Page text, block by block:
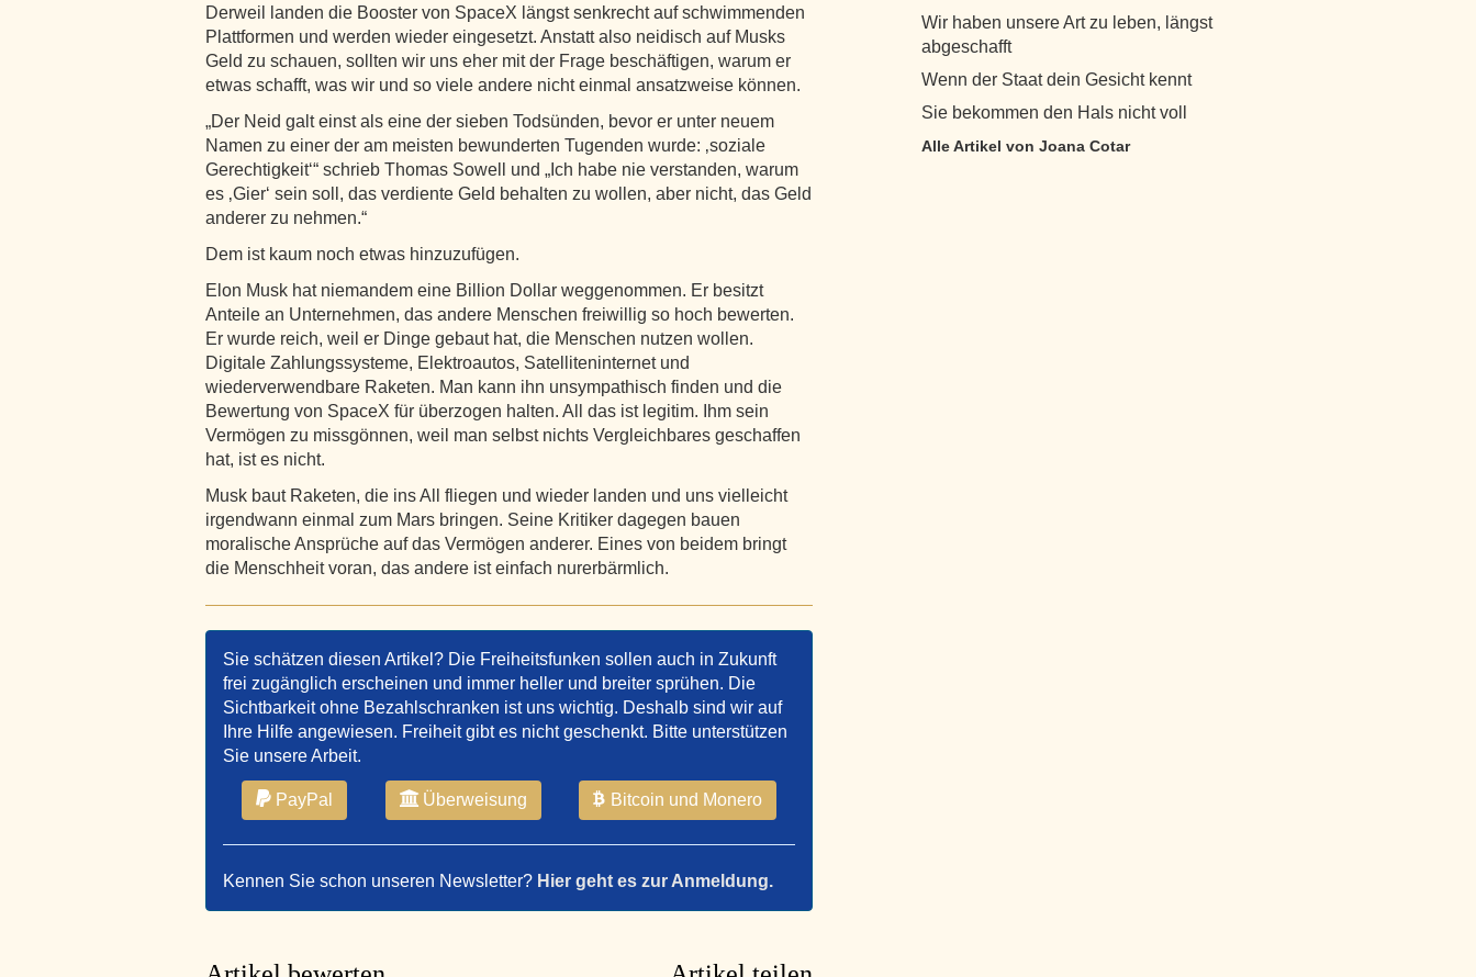
Derweil landen die Booster von SpaceX längst senkrecht auf schwimmenden
Plattformen und werden wieder eingesetzt. Anstatt also neidisch auf Musks
Geld zu schauen, sollten wir uns eher mit der Frage beschäftigen, warum er
etwas schafft, was wir und so viele andere nicht einmal ansatzweise können.
„Der Neid galt einst als eine der sieben Todsünden, bevor er unter neuem
Namen zu einer der am meisten bewunderten Tugenden wurde: ‚soziale
Gerechtigkeit‘“ schrieb Thomas Sowell und „Ich habe nie verstanden, warum
es ‚Gier‘ sein soll, das verdiente Geld behalten zu wollen, aber nicht, das Geld
anderer zu nehmen.“
Dem ist kaum noch etwas hinzuzufügen.
Elon Musk hat niemandem eine Billion Dollar weggenommen. Er besitzt
Anteile an Unternehmen, das andere Menschen freiwillig so hoch bewerten.
Er wurde reich, weil er Dinge gebaut hat, die Menschen nutzen wollen.
Digitale Zahlungssysteme, Elektroautos, Satelliteninternet und
wiederverwendbare Raketen. Man kann ihn unsympathisch finden und die
Bewertung von SpaceX für überzogen halten. All das ist legitim. Ihm sein
Vermögen zu missgönnen, weil man selbst nichts Vergleichbares geschaffen
hat, ist es nicht.
Musk baut Raketen, die ins All fliegen und wieder landen und uns vielleicht
irgendwann einmal zum Mars bringen. Seine Kritiker dagegen bauen
moralische Ansprüche auf das Vermögen anderer. Eines von beidem bringt
die Menschheit voran, das andere ist einfach nurerbärmlich.
Sie schätzen diesen Artikel? Die Freiheitsfunken sollen auch in Zukunft
frei zugänglich erscheinen und immer heller und breiter sprühen. Die
Sichtbarkeit ohne Bezahlschranken ist uns wichtig. Deshalb sind wir auf
Ihre Hilfe angewiesen. Freiheit gibt es nicht geschenkt. Bitte unterstützen
Sie unsere Arbeit.
PayPal Überweisung Bitcoin und Monero
Kennen Sie schon unseren Newsletter? Hier geht es zur Anmeldung.
Wir haben unsere Art zu leben, längst
abgeschafft
Wenn der Staat dein Gesicht kennt
Sie bekommen den Hals nicht voll
Alle Artikel von Joana Cotar